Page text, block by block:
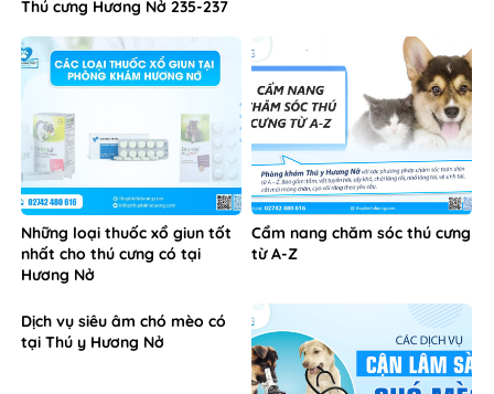
Thú cưng Hương Nở 235-237
Những loại thuốc xổ giun tốt
nhất cho thú cưng có tại
Hương Nở
Cẩm nang chăm sóc thú cưng
từ A-Z
Dịch vụ siêu âm chó mèo có
tại Thú y Hương Nở